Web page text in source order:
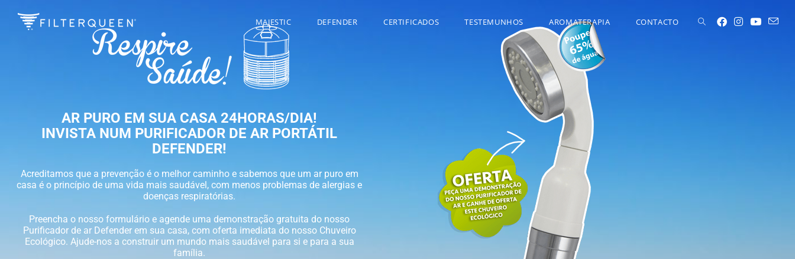
MAJESTIC DEFENDER CERTIFICADOS TESTEMUNHOS AROMATERAPIA CONTACTO
AR PURO EM SUA CASA 24HORAS/DIA!
INVISTA NUM PURIFICADOR DE AR PORTÁTIL
DEFENDER!
Acreditamos que a prevenção é o melhor caminho e sabemos que um ar puro em
casa é o princípio de uma vida mais saudável, com menos problemas de alergias e
doenças respiratórias.
Preencha o nosso formulário e agende uma demonstração gratuita do nosso
Purificador de ar Defender em sua casa, com oferta imediata do nosso Chuveiro
Ecológico. Ajude-nos a construir um mundo mais saudável para si e para a sua
família.